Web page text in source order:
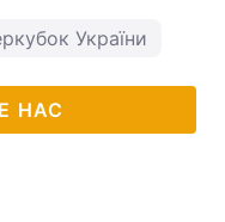
України
НАС